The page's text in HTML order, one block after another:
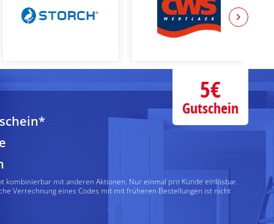
kombinierbar mit anderen Aktionen. Nur einmal pro Kunde einlösbar.
Verrechnung eines Codes mit mit früheren Bestellungen ist nicht
5€
Gutschein